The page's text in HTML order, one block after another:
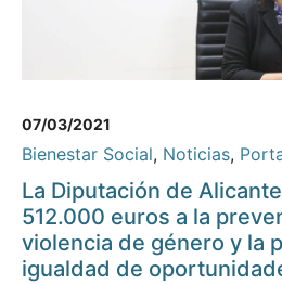
07/03/2021
Bienestar Social, Noticias,
La Diputación de
512.000 euros a la
violencia de género y la
igualdad de